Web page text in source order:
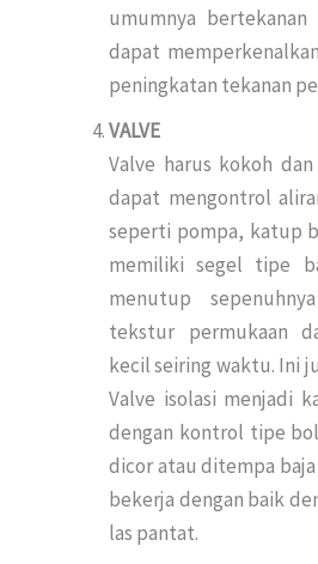
umumnya
dapat
peningkatan tekanan
VALVE
Valve harus kokoh
dapat mengontrol
seperti pompa, katup
memiliki segel tipe
menutup
tekstur permukaan
kecil seiring waktu. Ini
Valve isolasi menjadi
dengan kontrol tipe
dicor atau ditempa
bekerja dengan baik
las pantat.